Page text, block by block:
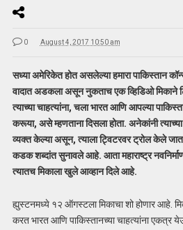
0 August 4, 2017 10:50 am
सध्या अमेरिकेत होत असलेल्या हमारा पाकिस्तान
वादात अडकला असून नुकताच एक व्हिडिओ मिकाने
त्याच्या चाहत्यांना, चला भारत आणि आपल्या
करूया, असे म्हणताना दिसला होता. अनेकांनी
व्यक्त केल्या असून, त्याला ट्विटरवर ट्रोल केले
कडक शब्दांत सुनावले आहे. आता महाराष्ट्र
त्यातच मिकाला खुले आव्हान दिले आहे.
ह्युस्टनमध्ये १२ ऑगस्टला मिकाचा शो होणार आहे.
करत भारत आणि पाकिस्तानच्या चाहत्यांना एकत्र